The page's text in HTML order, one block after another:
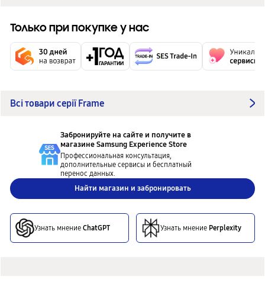
Только при покупке у нас
Всі товари серії Frame
Забронируйте на сайте и получите в
магазинеSamsung Experience Store
Профессиональная консультация,
дополнительные сервисы и бесплатный
перенос данных.
Найти магазин и забронировать
Узнать мнение ChatGPT Узнать мнение Perplexity